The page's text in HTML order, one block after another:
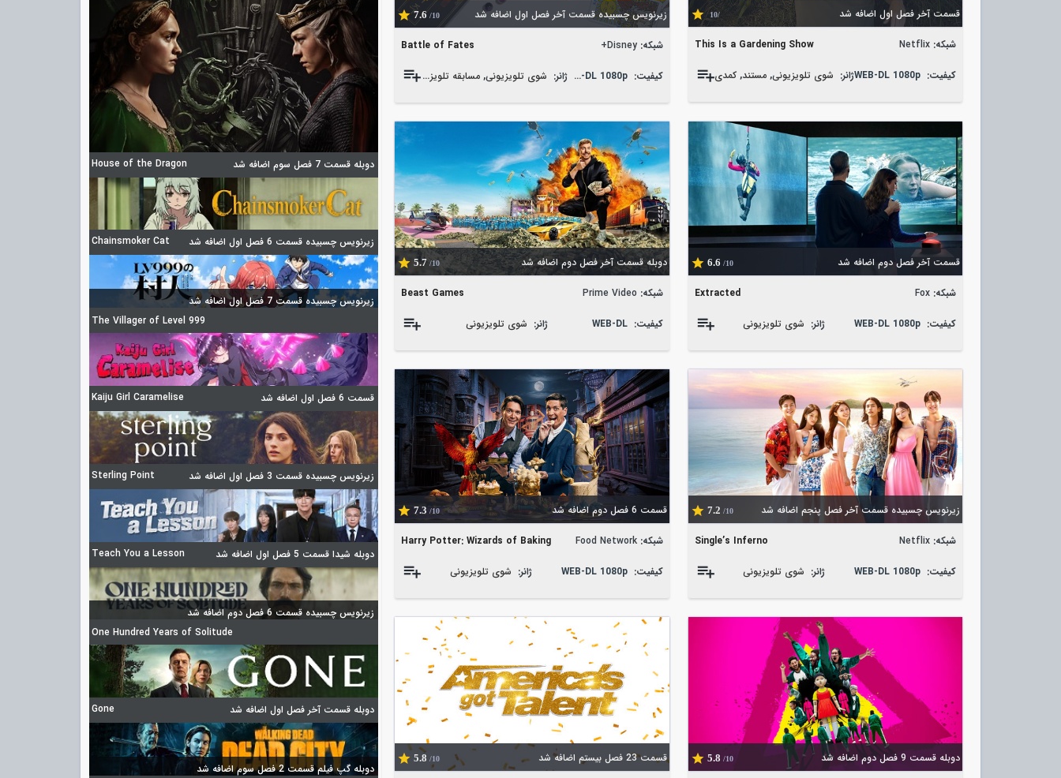
قسمت آخر فصل اول اضافه شد /10
This Is a Gardening Show شبکه: Netflix
کیفیت: WEB-DL 1080pژانر: شوی تلویزیونی,مستند,کمدی
زیرنویس چسبیده قسمت آخر فصل اول اضافه شد 7.6 /10
Battle of Fates شبکه:Disney+
کیفیت: WEB-DL 1080p ژانر: شوی تلویزیونی, مسابقه تلویزیونی
قسمت آخر فصل دوم اضافه شد 6.6 /10
Extracted شبکه: Fox
کیفیت: WEB-DL 1080p ژانر: شوی تلویزیونی
دوبله قسمت آخر فصل دوم اضافه شد 5.7 /10
Beast Games شبکه: Prime Video
کیفیت: WEB-DL ژانر: شوی تلویزیونی
زیرنویس چسبیده قسمت آخر فصل پنجم اضافه شد 7.2 /10
Single’s Inferno شبکه: Netflix
کیفیت: WEB-DL 1080p ژانر: شوی تلویزیونی
قسمت 6 فصل دوم اضافه شد 7.3 /10
Harry Potter: Wizards of Baking شبکه:Food Network
کیفیت: WEB-DL 1080p ژانر: شوی تلویزیونی
دوبله قسمت 9 فصل دوم اضافه شد 5.8 /10 قسمت 23 فصل بیستم اضافه شد 5.8 /10
دوبله قسمت 7 فصل سوم اضافه شد House of the Dragon
زیرنویس چسبیده قسمت 6 فصل اول اضافه شد Chainsmoker Cat
زیرنویس چسبیده قسمت 7 فصل اول اضافه شد
The Villager of Level 999
قسمت 6 فصل اول اضافه شد Kaiju Girl Caramelise
زیرنویس چسبیده قسمت 3 فصل اول اضافه شد Sterling Point
دوبله شیدا قسمت 5 فصل اول اضافه شد Teach You a Lesson
زیرنویس چسبیده قسمت 6 فصل دوم اضافه شد
One Hundred Years of Solitude
دوبله قسمت آخر فصل اول اضافه شد Gone
دوبله گپ فیلم قسمت 2 فصل سوم اضافه شد